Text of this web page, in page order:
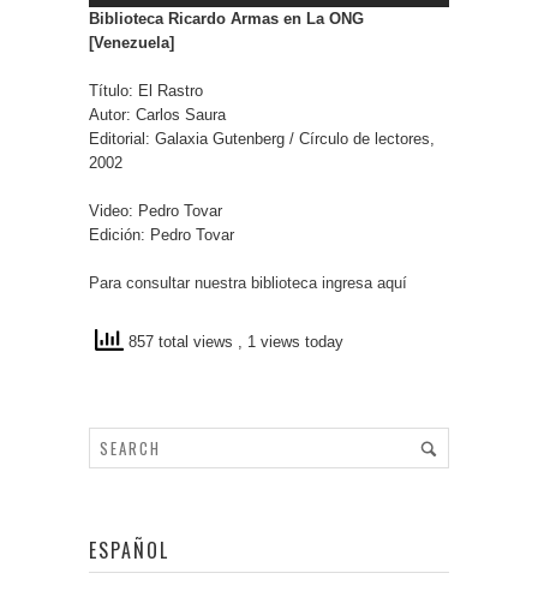
Biblioteca Ricardo Armas en La ONG
[Venezuela]
Título: El Rastro
Autor: Carlos Saura
Editorial: Galaxia Gutenberg / Círculo de lectores,
2002
Video: Pedro Tovar
Edición: Pedro Tovar
Para consultar nuestra biblioteca ingresa aquí
857 total views , 1 views today
ESPAÑOL